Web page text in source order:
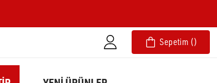
Sepetim